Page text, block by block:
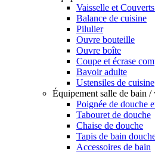
Vaisselle et
Balance de cuisine
Pilulier
Ouvre bouteille
Ouvre boîte
Coupe et écrase
Bavoir adulte
Ustensiles de cuisine
Équipement salle de bain /
Poignée de douche
Tabouret de douche
Chaise de douche
Tapis de bain
Accessoires de bain